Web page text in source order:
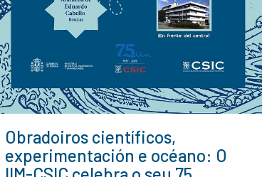
Obradoiros científicos,
experimentación e océano: O